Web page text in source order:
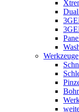
Werkzeuge